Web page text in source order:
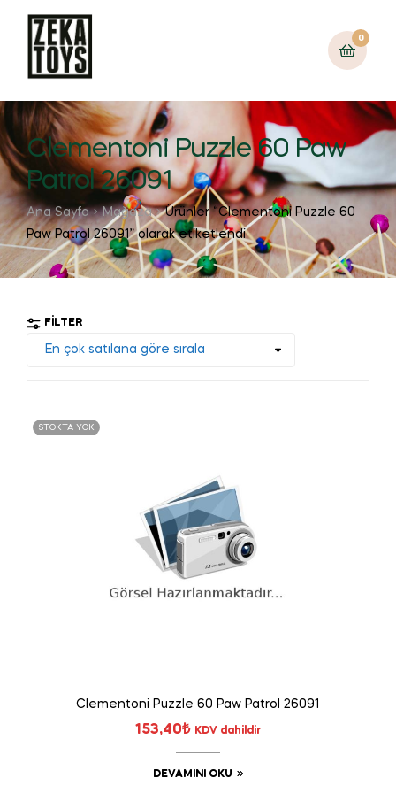
0
Clementoni Puzzle 60 Paw
Patrol 26091
Ana Sayfa Mağaza
Ürünler “Clementoni Puzzle 60
Paw Patrol 26091” olarak etiketlendi
FILTER
STOKTA YOK
Clementoni Puzzle 60 Paw Patrol 26091
153,40₺ KDV dahildir
DEVAMINI OKU